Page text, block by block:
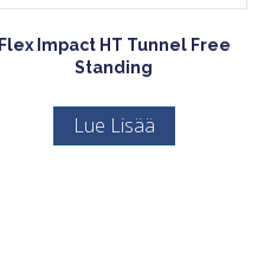
Flex Impact HT Tunnel Free
Standing
Lue Lisää